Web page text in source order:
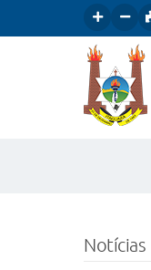
Notícias